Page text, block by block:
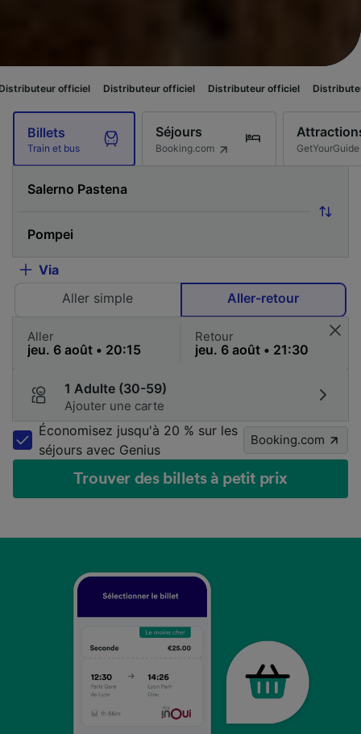
officiel Distributeur officiel Distributeur officiel Distributeur officiel
Billets
Train et bus
Séjours
Booking.com GetYourGuide
Via
Aller simple
Aller-retour
Aller Retour
1 Adulte (30-59)
Ajouter une carte
Économisez jusqu'à 20 % sur les
séjours avec Genius
Booking.com
Trouver des billets à petit prix